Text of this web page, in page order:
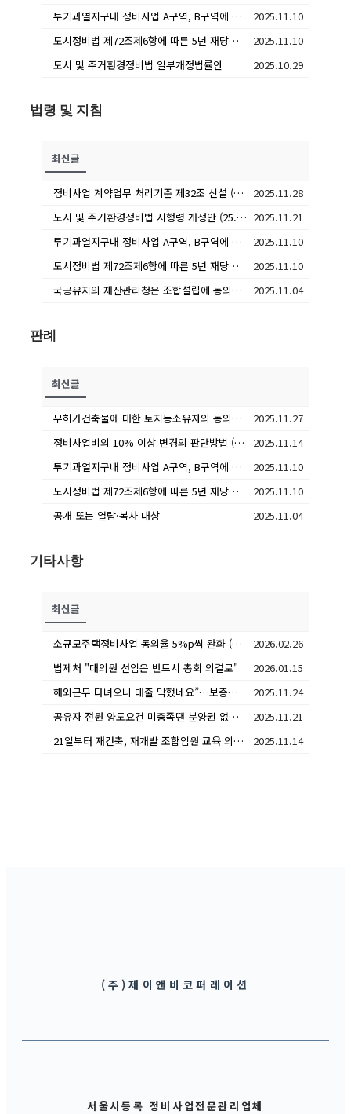
투기과열지구내 정비사업 A구역, B구역에 모두 조합원인 경우 5년 재당첨 적용 여부 및 기준은?
2025.11.10
도시정비법 제72조제6항에 따른 5년 재당첨 제한 대상은 분양대상자와 그 세대에 속한 자인 바, ‘세대’의 범위(의미)는?
2025.11.10
도시 및 주거환경정비법 일부개정법률안
2025.10.29
법령 및 지침
최신글
정비사업 계약업무 처리기준 제32조 신설 (25.11. 14. 시행)
2025.11.28
도시 및 주거환경정비법 시행령 개정안 (25. 11. 21 시행) 2025.11.21
투기과열지구내 정비사업 A구역, B구역에 모두 조합원인 경우 5년 재당첨 적용 여부 및 기준은?
2025.11.10
도시정비법 제72조제6항에 따른 5년 재당첨 제한 대상은 분양대상자와 그 세대에 속한 자인 바, ‘세대’의 범위(의미)는?
2025.11.10
국공유지의 재산관리청은 조합설립에 동의한 것으로 간주되는지 여부
2025.11.04
판례
최신글
무허가건축물에 대한 토지등소유자의 동의자수 산정
2025.11.27
정비사업비의 10% 이상 변경의 판단방법 (조합설립동의 - 사업시행계획 - 관리처분계획 순으로 비교)
2025.11.14
투기과열지구내 정비사업 A구역, B구역에 모두 조합원인 경우 5년 재당첨 적용 여부 및 기준은?
2025.11.10
도시정비법 제72조제6항에 따른 5년 재당첨 제한 대상은 분양대상자와 그 세대에 속한 자인 바, ‘세대’의 범위(의미)는?
2025.11.10
공개 또는 열람·복사 대상
2025.11.04
기타사항
최신글
소규모주택정비사업 동의율 5%p씩 완화 (국토교통부 보도자료 정리)
2026.02.26
법제처 "대의원 선임은 반드시 총회 의결로"
2026.01.15
해외근무 다녀오니 대출 막혔네요”…보증금 0원으로 간주한다는데
2025.11.24
공유자 전원 양도요건 미충족땐 분양권 없다?… 반쪽 해석
2025.11.21
21일부터 재건축, 재개발 조합임원 교육 의무화 시행
2025.11.14
(주)제이앤비코퍼레이션
서울시등록 정비사업전문관리업체